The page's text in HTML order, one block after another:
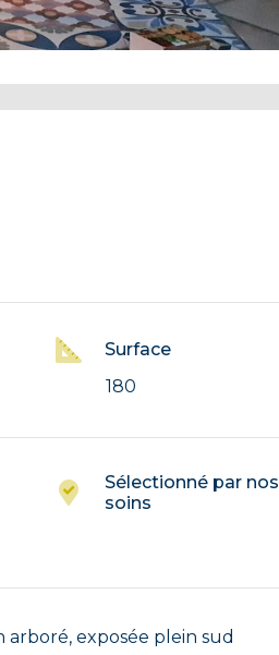
Surface
180
Sélectionné par nos
soins
exposée plein sud